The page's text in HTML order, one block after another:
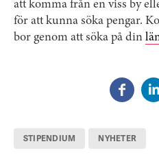
att komma från en viss by
för att kunna söka pengar.
bor genom att söka på din
STIPENDIUM NYHETER